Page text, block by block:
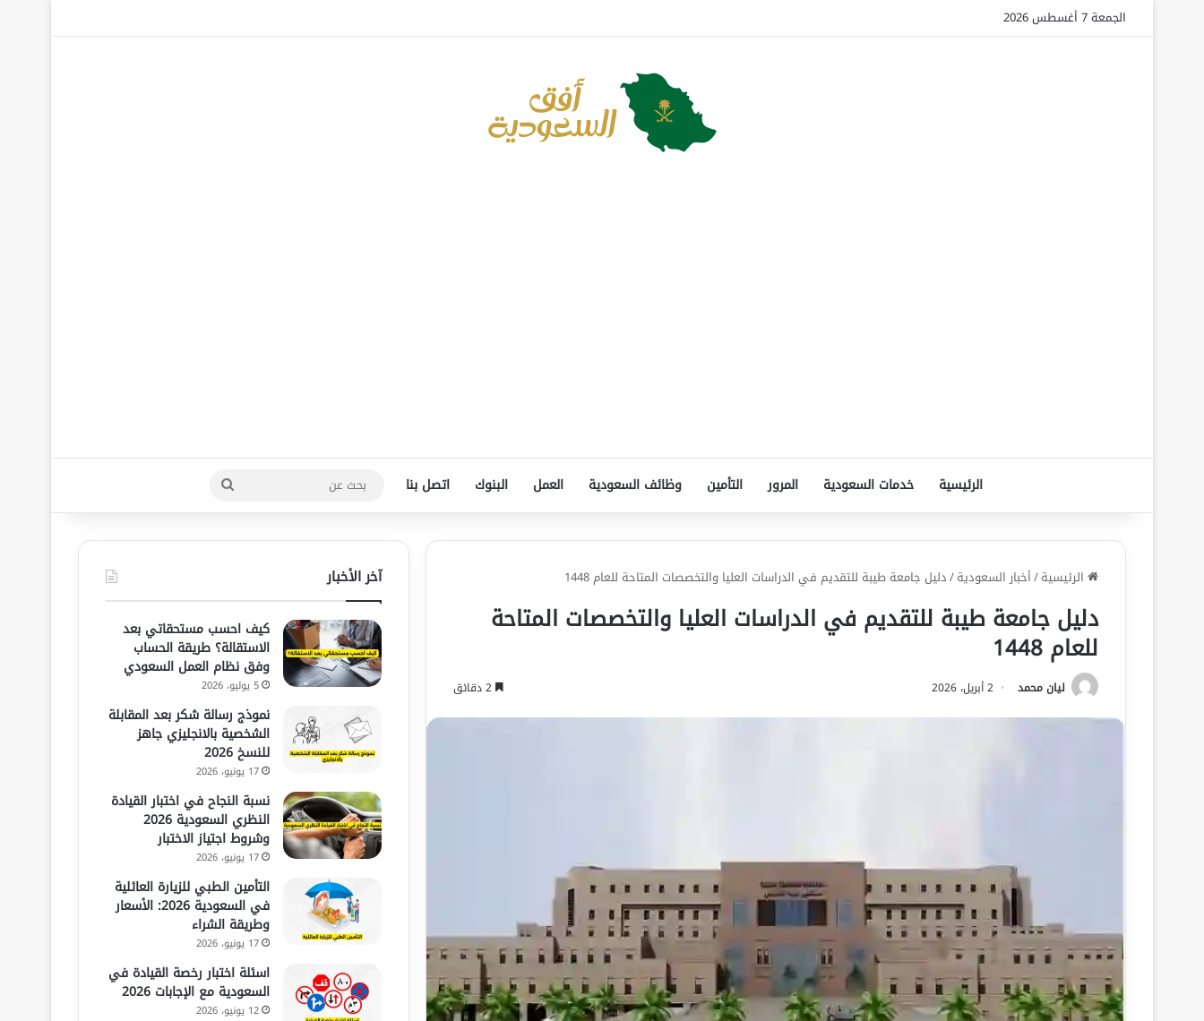
الجمعة 7 أغسطس 2026
الرئيسية خدمات السعودية المرور التأمين وظائف السعودية العمل البنوك اتصل بنا
بحث
عن
الرئيسية/أخبار السعودية/دليل جامعة طيبة للتقديم في الدراسات العليا والتخصصات المتاحة للعام 1448
دليل جامعة طيبة للتقديم في الدراسات العليا والتخصصات المتاحة
للعام 1448
ليان محمد 2 أبريل، 2026
آخر الأخبار
كيف احسب مستحقاتي بعد
الاستقالة؟ طريقة الحساب
وفق نظام العمل السعودي
5 يوليو، 2026
نموذج رسالة شكر بعد المقابلة
الشخصية بالانجليزي جاهز
للنسخ 2026
17 يونيو، 2026
نسبة النجاح في اختبار القيادة
النظري السعودية 2026
وشروط اجتياز الاختبار
17 يونيو، 2026
التأمين الطبي للزيارة العائلية
في السعودية 2026: الأسعار
وطريقة الشراء
17 يونيو، 2026
اسئلة اختبار رخصة القيادة في
السعودية مع الإجابات 2026
12 يونيو، 2026